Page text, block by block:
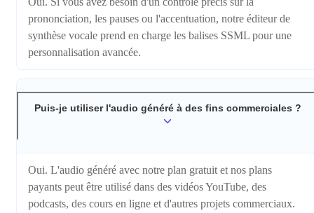
prononciation, les pauses ou l'accentuation, notre éditeur de
synthèse vocale prend en charge les balises SSML pour une
personnalisation avancée.
Puis-je utiliser l'audio généré à des fins commerciales ?
Oui. L'audio généré avec notre plan gratuit et nos plans
payants peut être utilisé dans des vidéos YouTube, des
podcasts, des cours en ligne et d'autres projets commerciaux.